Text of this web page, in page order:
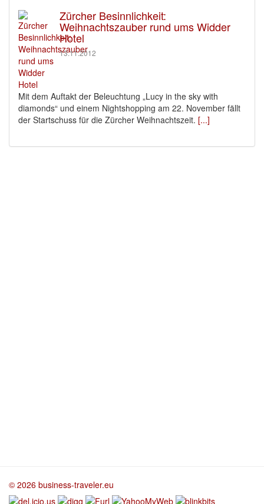
Zürcher Besinnlichkeit:
Weihnachtszauber rund ums Widder
Hotel
13.11.2012
Mit dem Auftakt der Beleuchtung „Lucy in the sky with
diamonds“ und einem Nightshopping am 22. November fällt
der Startschuss für die Zürcher Weihnachtszeit. [...]
© 2026 business-traveler.eu